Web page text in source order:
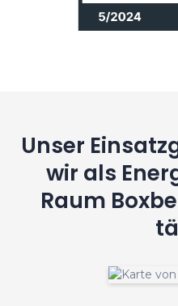
Unser
wir als
Raum